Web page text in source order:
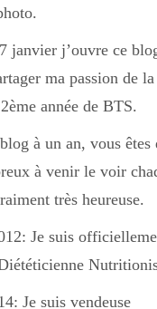
cupcake
apéro
Halloween
janvier j’ouvre ce
ma passion de
année de BTS.
à un an, vous êtes
à venir le voir
très heureuse.
Je suis
Je suis vendeuse